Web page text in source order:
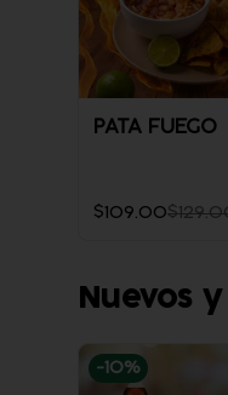
PATA FUEGO
$109.00
Nuevos
-10%